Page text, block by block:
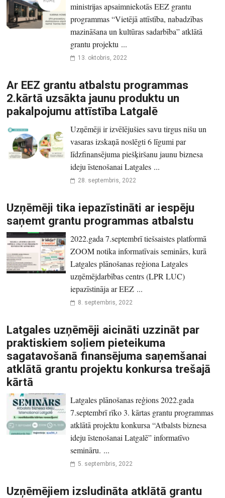
ministrijas apsaimniekotās EEZ grantu
programmas “Vietējā attīstība, nabadzības
mazināšana un kultūras sadarbība” atklātā
grantu projektu ...
13. oktobris, 2022
Ar EEZ grantu atbalstu programmas
2.kārtā uzsākta jaunu produktu un
pakalpojumu attīstība Latgalē
Uzņēmēji ir izvēlējušies savu tirgus nišu un
vasaras izskaņā noslēgti 6 līgumi par
līdzfinansējuma piešķiršanu jaunu biznesa
ideju īstenošanai Latgales ...
28. septembris, 2022
Uzņēmēji tika iepazīstināti ar iespēju
saņemt grantu programmas atbalstu
2022.gada 7.septembrī tiešsaistes platformā
ZOOM notika informatīvais seminārs, kurā
Latgales plānošanas reģiona Latgales
uzņēmējdarbības centrs (LPR LUC)
iepazīstināja ar EEZ ...
8. septembris, 2022
Latgales uzņēmēji aicināti uzzināt par
praktiskiem soļiem pieteikuma
sagatavošanā finansējuma saņemšanai
atklātā grantu projektu konkursa trešajā
kārtā
Latgales plānošanas reģions 2022.gada
7.septembrī rīko 3. kārtas grantu programmas
atklātā projektu konkursa “Atbalsts biznesa
ideju īstenošanai Latgalē” informatīvo
semināru. ...
5. septembris, 2022
Uzņēmējiem izsludināta atklātā grantu